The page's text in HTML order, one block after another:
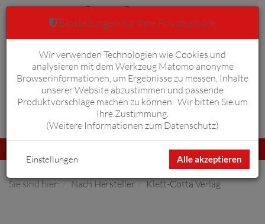
Anmelden Warenkorb 0
umschalten
Sie sind hier: Nach Hersteller Klett-Cotta Verlag
Einstellungen für Ihre Privatsphäre
Wir verwenden Technologien wie Cookies und
analysieren mit dem Werkzeug Matomo anonyme
Browserinformationen, um Ergebnisse zu messen, Inhalte
unserer Website abzustimmen und passende
Produktvorschläge machen zu können. Wir bitten Sie um
Ihre Zustimmung.
(Weitere Informationen zum Datenschutz)
Alle akzeptieren
Einstellungen